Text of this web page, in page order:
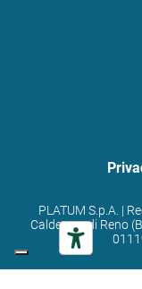
PLATUM S.p.A. |
Calderara di Reno